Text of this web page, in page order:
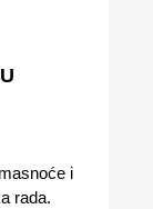
i
rada.